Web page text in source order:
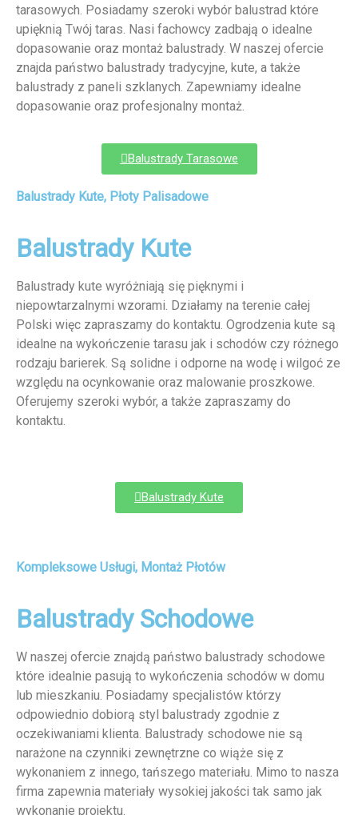
tarasowych. Posiadamy szeroki wybór balustrad które
upięknią Twój taras. Nasi fachowcy zadbają o idealne
dopasowanie oraz montaż balustrady. W naszej ofercie
znajda państwo balustrady tradycyjne, kute, a także
balustrady z paneli szklanych. Zapewniamy idealne
dopasowanie oraz profesjonalny montaż.
Balustrady Tarasowe
Balustrady Kute, Płoty Palisadowe
Balustrady Kute
Balustrady kute wyróżniają się pięknymi i
niepowtarzalnymi wzorami. Działamy na terenie całej
Polski więc zapraszamy do kontaktu. Ogrodzenia kute są
idealne na wykończenie tarasu jak i schodów czy różnego
rodzaju barierek. Są solidne i odporne na wodę i wilgoć ze
względu na ocynkowanie oraz malowanie proszkowe.
Oferujemy szeroki wybór, a także zapraszamy do
kontaktu.
Balustrady Kute
Kompleksowe Usługi, Montaż Płotów
Balustrady Schodowe
W naszej ofercie znajdą państwo balustrady schodowe
które idealnie pasują to wykończenia schodów w domu
lub mieszkaniu. Posiadamy specjalistów którzy
odpowiednio dobiorą styl balustrady zgodnie z
oczekiwaniami klienta. Balustrady schodowe nie są
narażone na czynniki zewnętrzne co wiąże się z
wykonaniem z innego, tańszego materiału. Mimo to nasza
firma zapewnia materiały wysokiej jakości tak samo jak
wykonanie projektu.